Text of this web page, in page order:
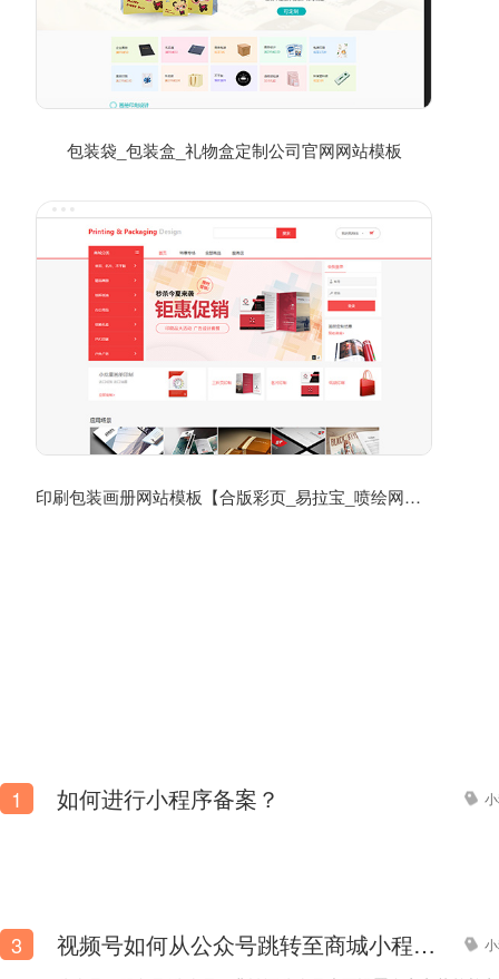
包装袋_包装盒_礼物盒定制公司官网网站模板
印刷包装画册网站模板【合版彩页_易拉宝_喷绘网站模板】
1 如何进行小程序备案？
3 视频号如何从公众号跳转至商城小程序？